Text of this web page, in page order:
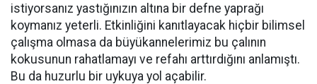
istiyorsanız yastığınızın altına bir defne yaprağı
koymanız yeterli. Etkinliğini kanıtlayacak hiçbir bilimsel
çalışma olmasa da büyükannelerimiz bu çalının
kokusunun rahatlamayı ve refahı arttırdığını anlamıştı.
Bu da huzurlu bir uykuya yol açabilir.